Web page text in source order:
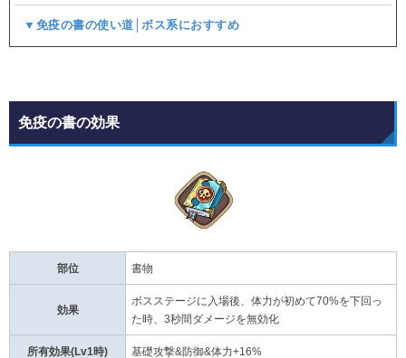
▼免疫の書の使い道│ボス系におすすめ
免疫の書の効果
部位 書物
効果
ボスステージに入場後、体力が初めて70%を下回っ
た時、3秒間ダメージを無効化
所有効果(Lv1時) 基礎攻撃&防御&体力+16%